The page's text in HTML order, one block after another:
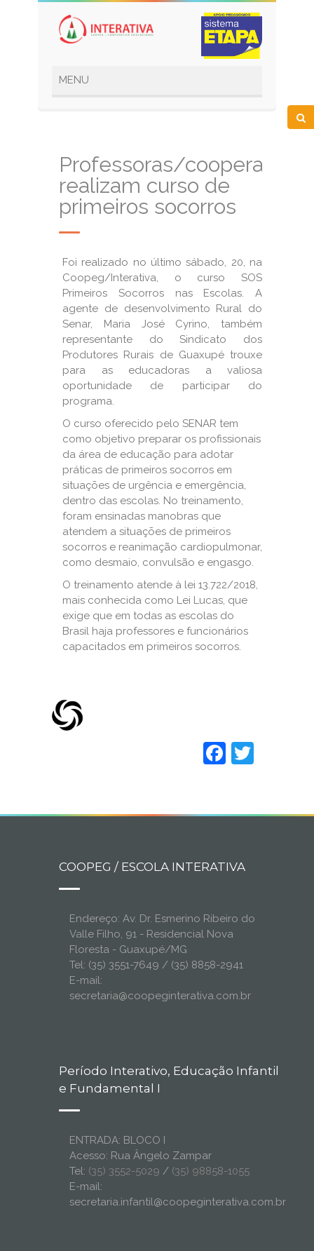
Professoras/cooperadas
realizam curso de
primeiros socorros
Foi realizado no último sábado, 20, na
Coopeg/Interativa, o curso SOS
Primeiros Socorros nas Escolas. A
agente de desenvolvimento Rural do
Senar, Maria José Cyrino, também
representante do Sindicato dos
Produtores Rurais de Guaxupé trouxe
para as educadoras a valiosa
oportunidade de participar do
programa.
O curso oferecido pelo SENAR tem
como objetivo preparar os profissionais
da área de educação para adotar
práticas de primeiros socorros em
situações de urgência e emergência,
dentro das escolas. No treinamento,
foram ensinadas manobras que
atendem a situações de primeiros
socorros e reanimação cardiopulmonar,
como desmaio, convulsão e engasgo.
O treinamento atende à lei 13.722/2018,
mais conhecida como Lei Lucas, que
exige que em todas as escolas do
Brasil haja professores e funcionários
capacitados em primeiros socorros.
COOPEG / ESCOLA INTERATIVA
Endereço: Av. Dr. Esmerino Ribeiro do
Valle Filho, 91 - Residencial Nova
Floresta - Guaxupé/MG
Tel: (35) 3551-7649 / (35) 8858-2941
E-mail:
secretaria@coopeginterativa.com.br
Período Interativo, Educação Infantil
e Fundamental I
ENTRADA: BLOCO I
Acesso: Rua Ângelo Zampar
Tel: (35) 3552-5029 / (35) 98858-1055
E-mail:
secretaria.infantil@coopeginterativa.com.br